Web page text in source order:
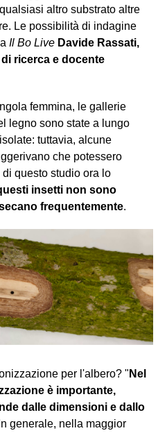
altro substrato altre
Le possibilità di indagine
Il Bo Live Davide Rassati,
ricerca e docente
femmina, le gallerie
legno sono state a lungo
tuttavia, alcune
che potessero
questo studio ora lo
insetti non sono
frequentemente.
per l'albero? " Nel
è importante,
dalle dimensioni e dallo
generale, nella maggior